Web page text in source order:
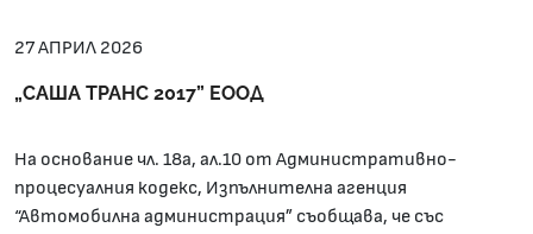
27 АПРИЛ 2026
„САША ТРАНС 2017” ЕООД
На основание чл. 18а, ал.10 от Административно-
процесуалния кодекс, Изпълнителна агенция
“Автомобилна администрация” съобщава, че със